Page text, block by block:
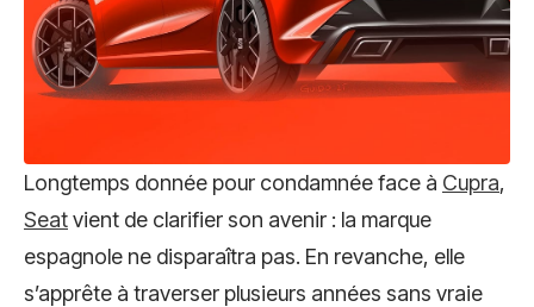
Longtemps donnée pour condamnée face à Cupra,
Seatvient de clarifier son avenir : la marque
espagnole ne disparaîtra pas. En revanche, elle
s’apprête à traverser plusieurs années sans vraie